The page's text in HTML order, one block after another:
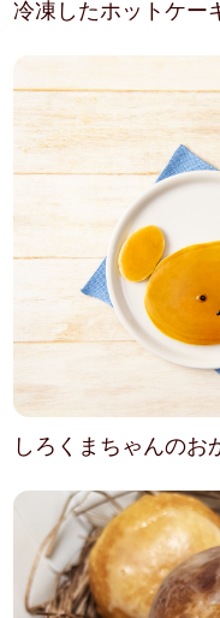
冷凍したホットケー
しろくまちゃんのお